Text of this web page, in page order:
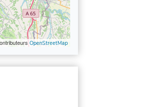
OpenStreetMap